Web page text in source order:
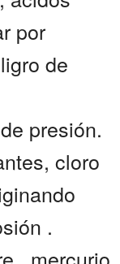
por
de
presión.
cloro
.